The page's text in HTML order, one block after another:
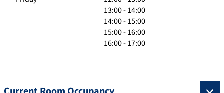
13:00 - 14:00
14:00 - 15:00
15:00 - 16:00
16:00 - 17:00